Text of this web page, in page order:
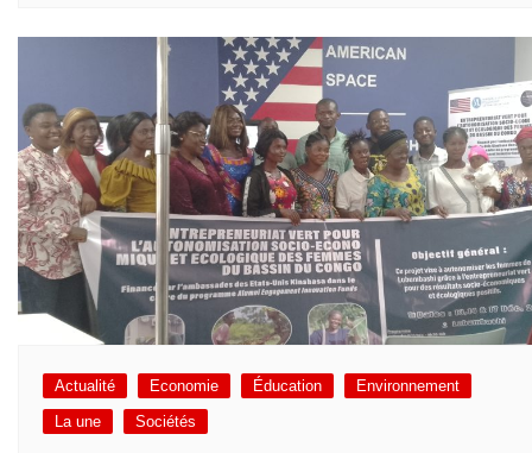
Actualité Economie Éducation
Environnement
La une
Sociétés